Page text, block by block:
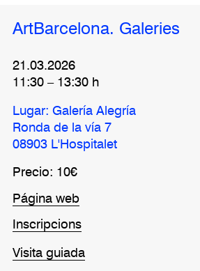
ArtBarcelona. Galeries
21.03.2026
11:30– 13:30h
Lugar: Galería Alegría
Ronda de la vía 7
08903 L'Hospitalet
Precio: 10€
Página web
Inscripcions
Visita guiada